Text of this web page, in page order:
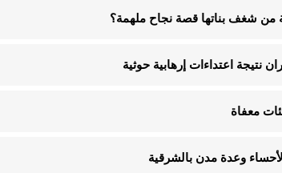
من شغف بناتها قصة نجاح ملهمة؟